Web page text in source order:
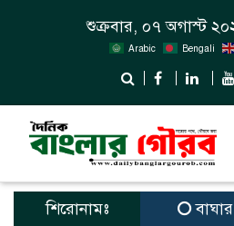
শুক্রবার, ০৭ অগাস্ট
Arabic Bengali
শিরোনামঃ বাঘার